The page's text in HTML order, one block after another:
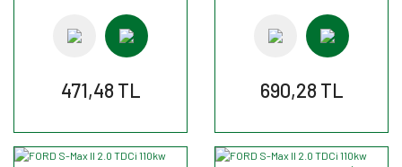
471,48 TL 690,28 TL